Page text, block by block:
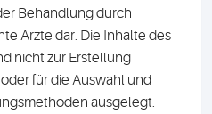
Behandlung durch
Ärzte dar. Die Inhalte des
nicht zur Erstellung
für die Auswahl und
ausgelegt.